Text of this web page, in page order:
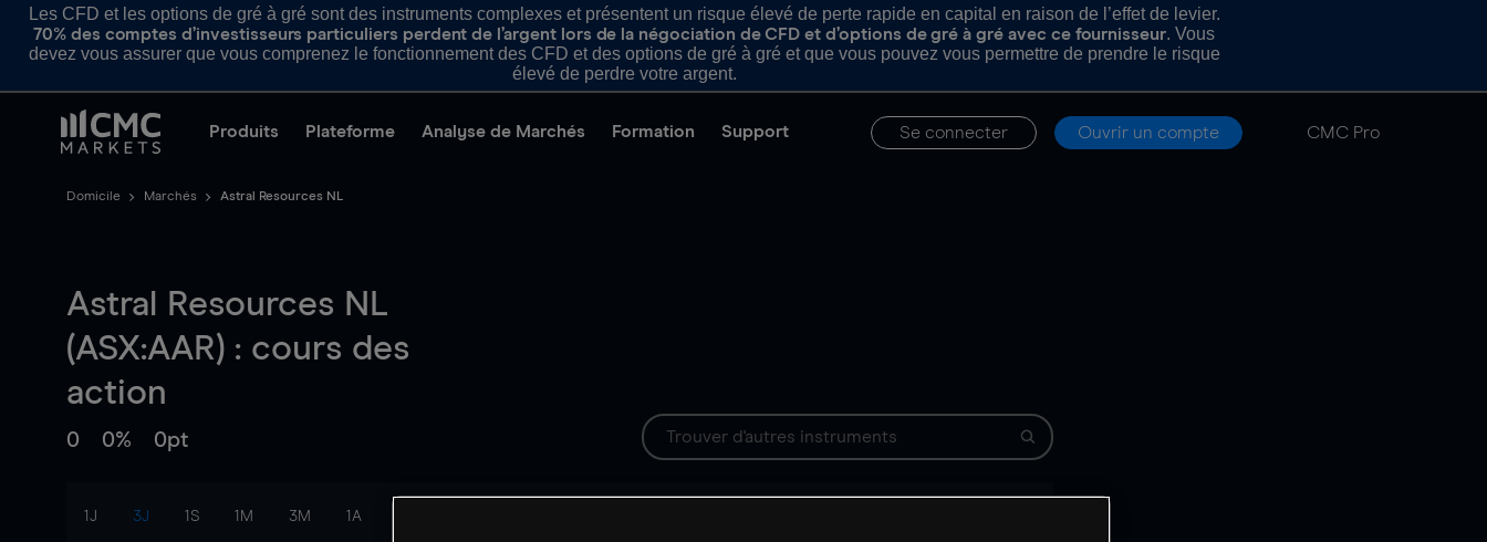
Les CFD et les options de gré à gré sont des instruments complexes et présentent un risque élevé de perte rapide en capital en raison de l’effet de levier.
70% des comptes d’investisseurs particuliers perdent de l’argent lors de la négociation de CFD et d’options de gré à gré avec ce fournisseur. Vous
devez vous assurer que vous comprenez le fonctionnement des CFD et des options de gré à gré et que vous pouvez vous permettre de prendre le risque
élevé de perdre votre argent.
Produits Plateforme Analyse de Marchés Formation Support Se connecter Ouvrir un compte CMC Pro
Domicile Marchés Astral Resources NL
Astral Resources NL
(ASX:AAR) : cours des
action
0 0% 0pt
1J 3J 1S 1M 3M 1A